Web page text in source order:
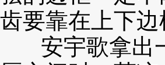
齿要靠在上下
安宇歌拿出